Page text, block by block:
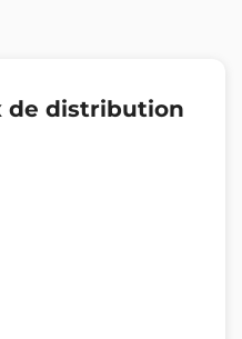
de distribution